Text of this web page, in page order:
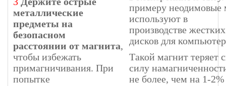
металлические
предметы на
безопасном
расстоянии от магнита,
чтобы избежать
примагничивания. При
попытке
примеру неодимовые
используют в
производстве жестких
дисков для
Такой магнит теряет
силу
не более, чем на 1-2%